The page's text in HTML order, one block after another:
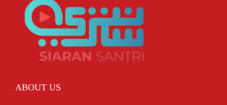
ABOUT US